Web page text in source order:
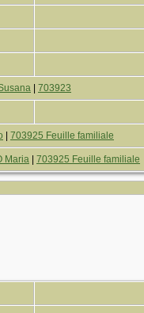
703923
703925 Feuille familiale
Maria 703925 Feuille familiale